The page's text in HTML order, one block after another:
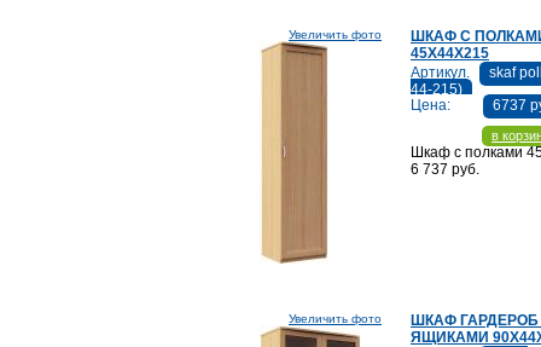
Увеличить фото
ШКАФ С
45Х44Х215
Артикул.
skaf
44-215)
Цена:
6737
в
Шкаф с полками
6 737 руб.
Увеличить фото
ШКАФ ГАРДЕРОБ
ЯЩИКАМИ